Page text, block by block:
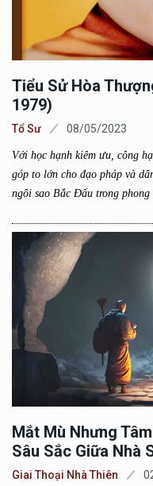
Tiểu Sử Hòa
1979)
Tổ Sư 08/05/2023
Với học hạnh kiêm ưu, công
góp to lớn cho đạo pháp và
ngôi sao Bắc Đẩu trong
Mắt Mù Nhưng
Sâu Sắc Giữa Nhà
Giai Thoại Nhà Thiên